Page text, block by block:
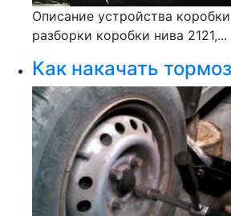
Описание устройства
разборки коробки нива 2121,...
Как накачать